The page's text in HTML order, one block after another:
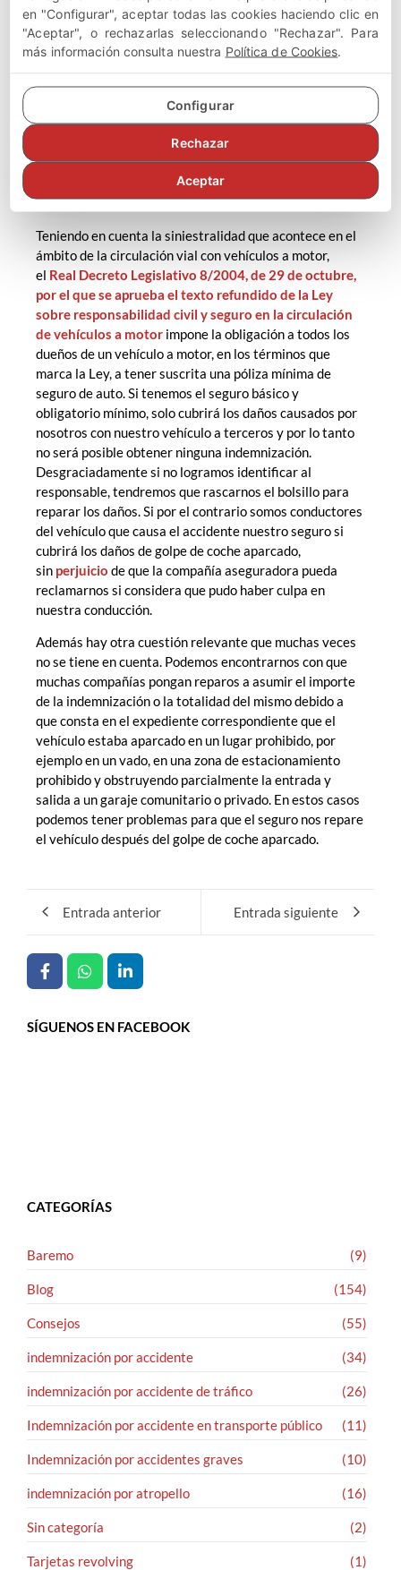
del vehículo siniestrado se hará cargo tras la peritación
que se realizará en un taller concertado por la compañía
del conductor culpable, donde se fijará la cantidad a la
vehículos, será el consorcio de compensación de seguros
el que se hará cargo de atender la indemnización
Importancia del seguro
Teniendo en cuenta la siniestralidad que acontece en el
ámbito de la circulación vial con vehículos a motor,
el Real Decreto Legislativo 8/2004, de 29 de octubre,
por el que se aprueba el texto refundido de la Ley
sobre responsabilidad civil y seguro en la circulación
de vehículos a motor impone la obligación a todos los
dueños de un vehículo a motor, en los términos que
marca la Ley, a tener suscrita una póliza mínima de
seguro de auto. Si tenemos el seguro básico y
obligatorio mínimo, solo cubrirá los daños causados por
nosotros con nuestro vehículo a terceros y por lo tanto
no será posible obtener ninguna indemnización.
Desgraciadamente si no logramos identificar al
responsable, tendremos que rascarnos el bolsillo para
reparar los daños. Si por el contrario somos conductores
del vehículo que causa el accidente nuestro seguro si
cubrirá los daños de golpe de coche aparcado,
sin perjuicio de que la compañía aseguradora pueda
reclamarnos si considera que pudo haber culpa en
nuestra conducción.
Además hay otra cuestión relevante que muchas veces
no se tiene en cuenta. Podemos encontrarnos con que
muchas compañías pongan reparos a asumir el importe
de la indemnización o la totalidad del mismo debido a
que consta en el expediente correspondiente que el
vehículo estaba aparcado en un lugar prohibido, por
ejemplo en un vado, en una zona de estacionamiento
prohibido y obstruyendo parcialmente la entrada y
salida a un garaje comunitario o privado. En estos casos
podemos tener problemas para que el seguro nos repare
el vehículo después del golpe de coche aparcado.
Entrada anterior Entrada siguiente
SÍGUENOS EN FACEBOOK
CATEGORÍAS
Baremo (9)
Blog (154)
Consejos (55)
indemnización por accidente (34)
indemnización por accidente de tráfico (26)
Indemnización por accidente en transporte público (11)
Indemnización por accidentes graves (10)
indemnización por atropello (16)
Sin categoría (2)
Tarjetas revolving (1)
en "Configurar", aceptar todas las cookies haciendo clic en
"Aceptar", o rechazarlas seleccionando "Rechazar". Para
más información consulta nuestra Política de Cookies
Configurar
Rechazar
Aceptar